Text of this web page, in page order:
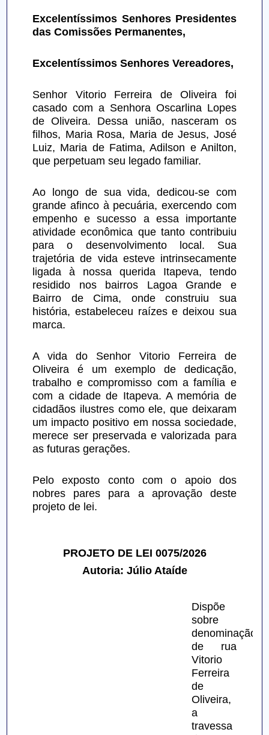
Excelentíssimos Senhores Presidentes
das Comissões Permanentes,
Excelentíssimos Senhores Vereadores,
Senhor Vitorio Ferreira de Oliveira foi
casado com a Senhora Oscarlina Lopes
de Oliveira. Dessa união, nasceram os
filhos, Maria Rosa, Maria de Jesus, José
Luiz, Maria de Fatima, Adilson e Anilton,
que perpetuam seu legado familiar.
Ao longo de sua vida, dedicou-se com
grande afinco à pecuária, exercendo com
empenho e sucesso a essa importante
atividade econômica que tanto contribuiu
para o desenvolvimento local. Sua
trajetória de vida esteve intrinsecamente
ligada à nossa querida Itapeva, tendo
residido nos bairros Lagoa Grande e
Bairro de Cima, onde construiu sua
história, estabeleceu raízes e deixou sua
marca.
A vida do Senhor Vitorio Ferreira de
Oliveira é um exemplo de dedicação,
trabalho e compromisso com a família e
com a cidade de Itapeva. A memória de
cidadãos ilustres como ele, que deixaram
um impacto positivo em nossa sociedade,
merece ser preservada e valorizada para
as futuras gerações.
Pelo exposto conto com o apoio dos
nobres pares para a aprovação deste
projeto de lei.
PROJETO DE LEI 0075/2026
Autoria: Júlio Ataíde
Dispõe
sobre
denominação
de rua
Vitorio
Ferreira
de
Oliveira,
a
travessa